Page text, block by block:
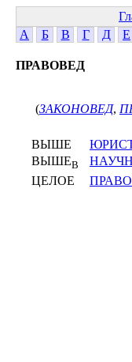
А
Б В Г Д Е
ПРАВОВЕД
(ЗАКОНОВЕД,
ВЫШЕ
ВЫШЕВ
ЦЕЛОЕ